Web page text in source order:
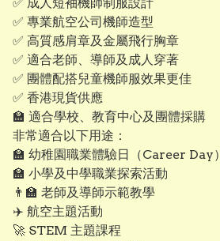
✅ 成人短袖機師制服設計
✅ 專業航空公司機師造型
✅ 高質感肩章及金屬飛行胸章
✅ 適合老師、導師及成人穿著
✅ 團體配搭兒童機師服效果更佳
✅ 香港現貨供應
🏫 適合學校、教育中心及團體採購
非常適合以下用途：
🏫 幼稚園職業體驗日（Career Day）
🏫 小學及中學職業探索活動
👨‍🏫 老師及導師示範教學
✈️ 航空主題活動
🚀 STEM 主題課程